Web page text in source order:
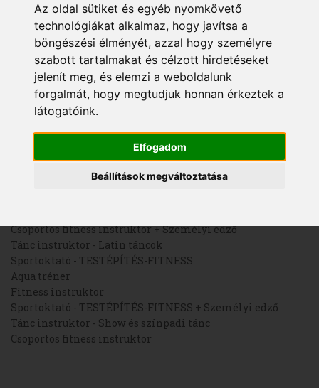
Az oldal sütiket és egyéb nyomkövető
technológiákat alkalmaz, hogy javítsa a
böngészési élményét, azzal hogy személyre
szabott tartalmakat és célzott hirdetéseket
jelenít meg, és elemzi a weboldalunk
forgalmát, hogy megtudjuk honnan érkeztek a
látogatóink.
Elfogadom
Beállítások megváltoztatása
2012 Folyondár Fitness: cardiobalett órák
2008-tól Team Fitness: aeropilat órák
2008-tól Fitvideó, internetes edzőterem állandó tagja
Közben számos edzőteremben szakmai tanácsadás és
koordináció, Mogyoródi Aquapark sportkoordináció,
sportrendezvények, táborok lebonyolítása
2002-től Számos hazai és külföldi színház és előadás
meghívott előadóművésze
2000-től Óbudai WDSE, Sinkó Andrea Fitnessiskola:
vezetőedző, utánpótlás nevelés
Oktatott kurzusok:
Csoportos fitness instruktor + Személyi edző
Tánc instruktor - Latin táncok
Sportoktató - TESTÉPÍTÉS-FITNESS
Aqua tréner
Fitness instruktor
Sportoktató - TESTÉPÍTÉS-FITNESS + Személyi edző
Tánc instruktor - Show és színpadi tánc
Csoportos fitness instruktor